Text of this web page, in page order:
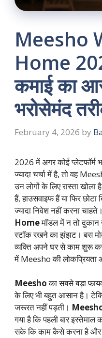
Meesho
Home
कमाई का
भरोसेमंद
February 4, 2026 by
2026 में अगर कोई प्लेटफॉर्म
ज्यादा चर्चा में है, तो वह
उन लोगों के लिए रास्ता खोला
हैं, हाउसवाइफ हैं या फिर
ज्यादा निवेश नहीं करना चाहते।
Homeमॉडल में न तो
स्टॉक रखने का झंझट। बस
व्यक्ति अपने घर से काम शुरू
में Meesho की लोकप्रियता
Meeshoका सबसे बड़ा
के लिए भी बहुत आसान है।
जरूरत नहीं पड़ती।
गया है कि पहली बार
सके कि काम कैसे करना है और